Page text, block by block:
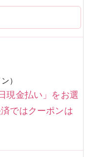
）
現金払い」をお選
ではクーポンは